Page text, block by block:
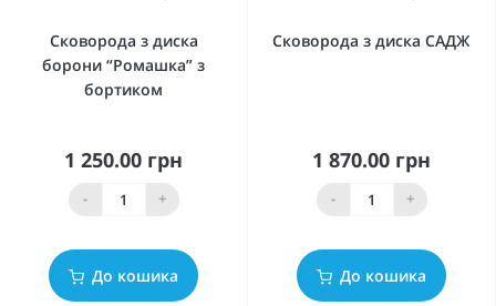
Сковорода з диска
борони “Ромашка” з
бортиком
1 250.00 грн
- +
До кошика
Сковорода з диска САДЖ
1 870.00 грн
- +
До кошика